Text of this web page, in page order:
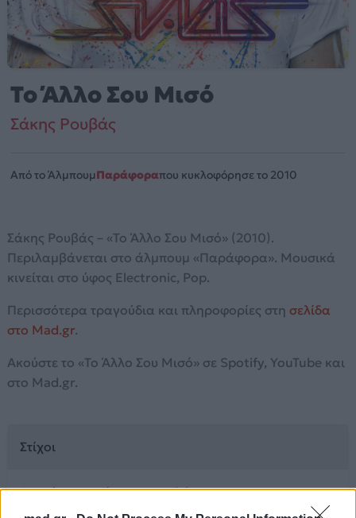
Το Άλλο Σου Μισό
Σάκης Ρουβάς
Από το ΆλμπουμΠαράφοραπου κυκλοφόρησε το 2010
Σάκης Ρουβάς – «Το Άλλο Σου Μισό» (2010).
Περιλαμβάνεται στο άλμπουμ «Παράφορα». Μουσικά
κινείται στο ύφος Electronic, Pop.
Περισσότερα τραγούδια και πληροφορίες στη σελίδα
στο Mad.gr.
Ακούστε το «Το Άλλο Σου Μισό» σε Spotify, YouTube και
στο Mad.gr.
Στίχοι
Δεν είναι ο τρόπος που μιλάς
Δεν είναι ο τρόπος που γελάς